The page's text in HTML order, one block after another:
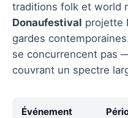
traditions folk et world
Donaufestival projette
gardes
se concurrencent pas
couvrant un spectre
Événement